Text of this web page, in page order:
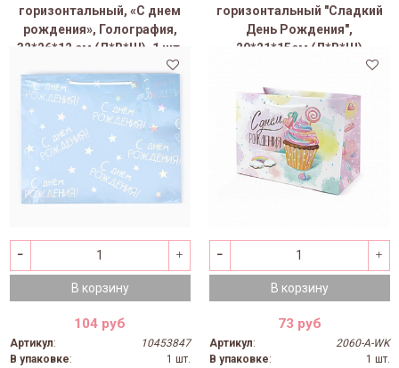
горизонтальный, «С днем
рождения», Голография,
32*26*12 см (Д*В*Ш), 1 шт.
В корзину
104 руб
Артикул:
10453847
В упаковке:
1 шт.
горизонтальный "Сладкий
День Рождения",
29*21*15см (Д*В*Ш)
В корзину
73 руб
Артикул:
2060-A-WK
В упаковке:
1 шт.